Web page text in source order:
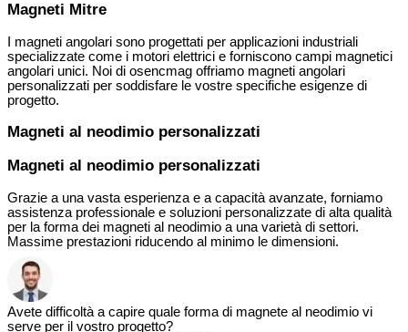
Magneti Mitre
I magneti angolari sono progettati per applicazioni industriali
specializzate come i motori elettrici e forniscono campi magnetici
angolari unici. Noi di osencmag offriamo magneti angolari
personalizzati per soddisfare le vostre specifiche esigenze di
progetto.
Magneti al neodimio personalizzati
Magneti al neodimio personalizzati
Grazie a una vasta esperienza e a capacità avanzate, forniamo
assistenza professionale e soluzioni personalizzate di alta qualità
per la forma dei magneti al neodimio a una varietà di settori.
Massime prestazioni riducendo al minimo le dimensioni.
Avete difficoltà a capire quale forma di magnete al neodimio vi
serve per il vostro progetto?